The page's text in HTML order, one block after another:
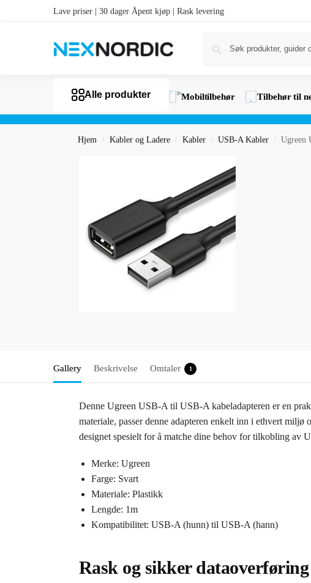
Lave priser | 30 dager Åpent kjøp | Rask levering
Alle produkter Mobiltilbehør Tilbehør til
Hjem / Kabler og Ladere / Kabler / USB-A Kabler / Ugreen
Gallery Beskrivelse Omtaler 1
Denne Ugreen USB-A til USB-A kabeladapteren er en
materiale, passer denne adapteren enkelt inn i ethvert
designet spesielt for å matche dine behov for tilkobling av
Merke: Ugreen
Farge: Svart
Materiale: Plastikk
Lengde: 1m
Kompatibilitet: USB-A (hunn) til USB-A (hann)
Rask og sikker dataoverføring